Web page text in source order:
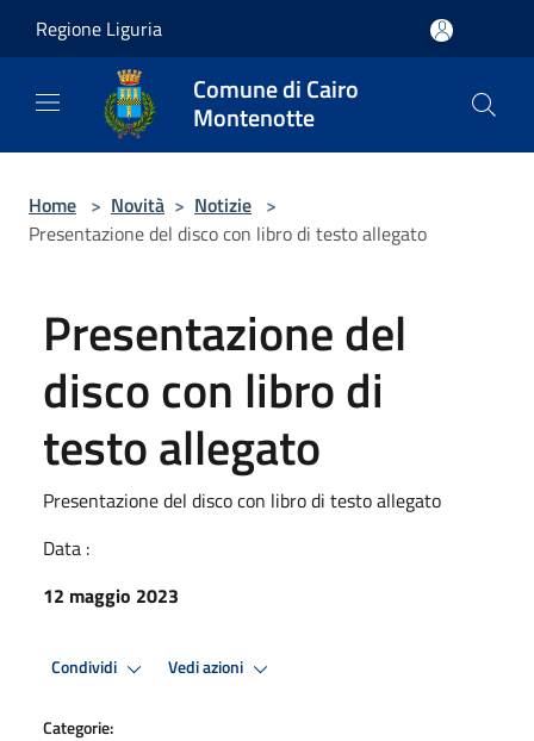
Regione Liguria
Comune di Cairo
Montenotte
Home > Novità > Notizie >
Presentazione del disco con libro di testo allegato
Presentazione del
disco con libro di
testo allegato
Presentazione del disco con libro di testo allegato
Data :
12 maggio 2023
Condividi Vedi azioni
Categorie: